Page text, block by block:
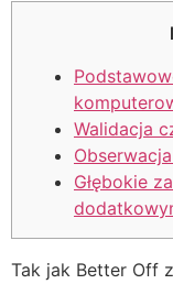
Walidacja
Głębokie
Tak jak Better Off